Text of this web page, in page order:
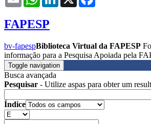
FAPESP
bv-fapespBiblioteca Virtual da FAPESP
informação para a Pesquisa Apoiada pela
Toggle navigation
Busca avançada
Pesquisar - Utilize aspas para obter um
Índice